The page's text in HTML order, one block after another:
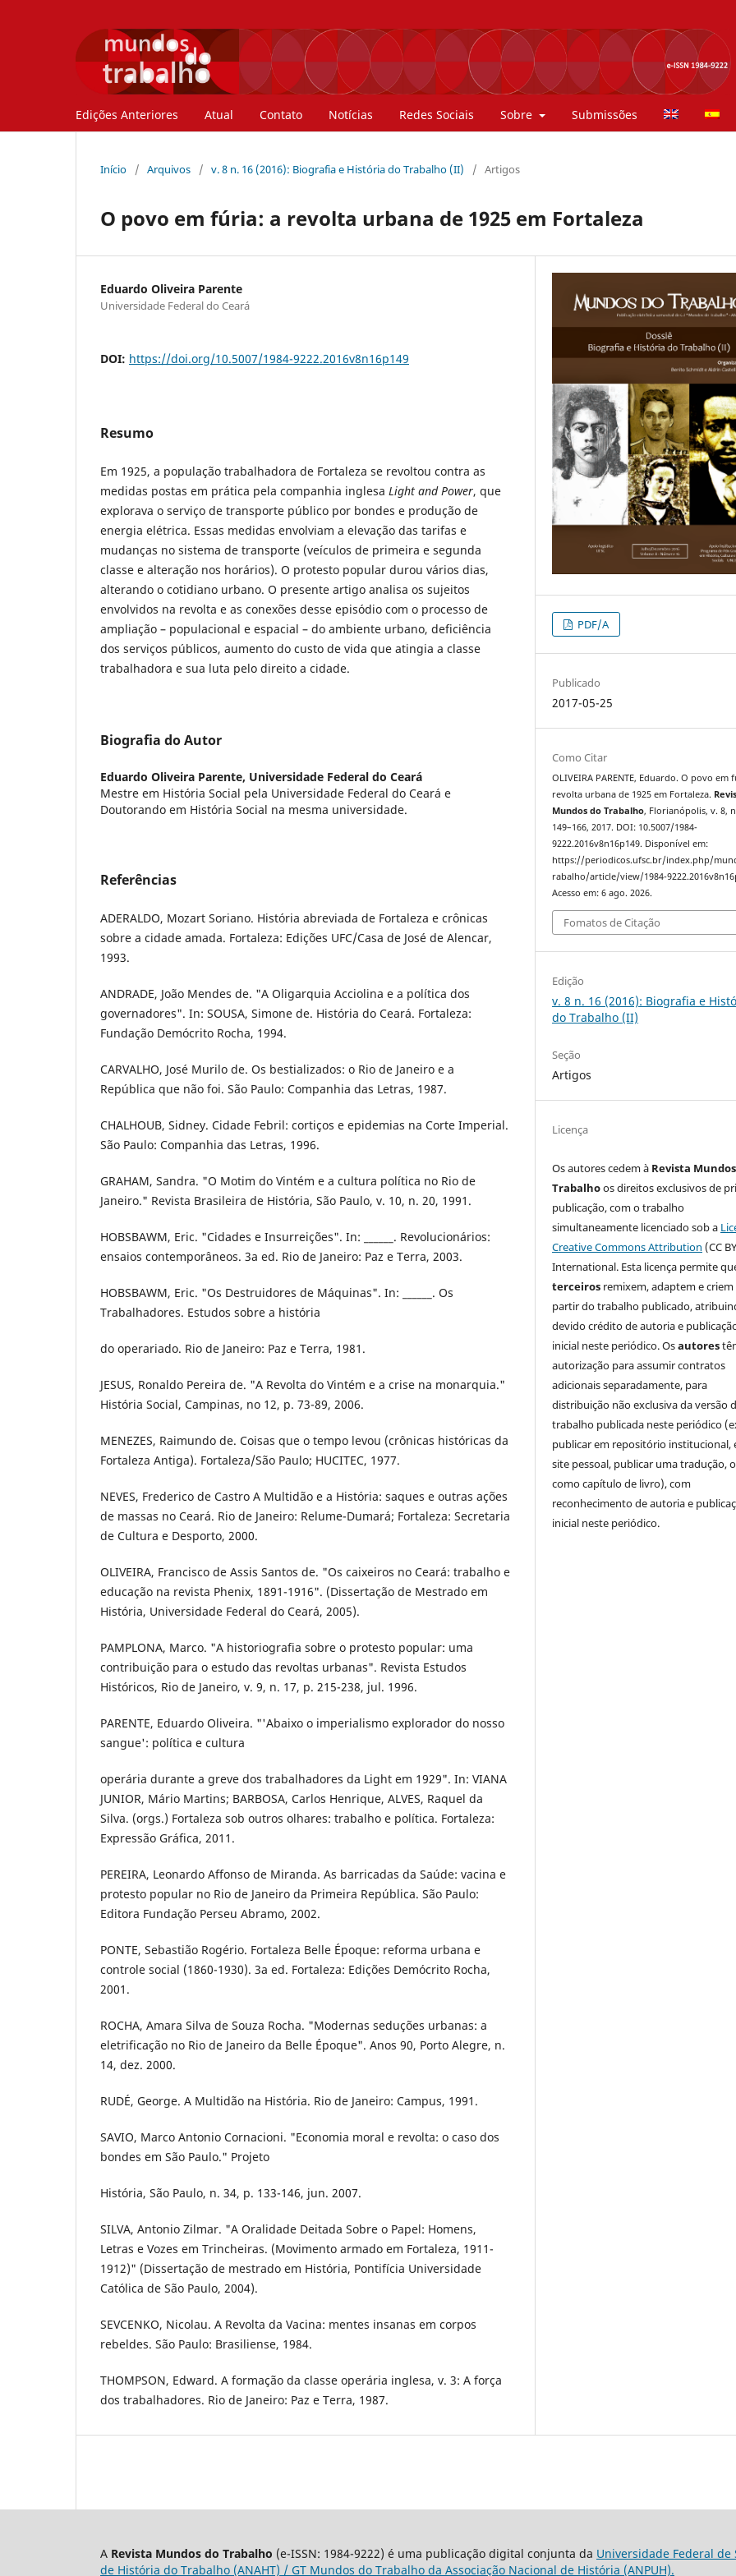
Edições Anteriores Atual Contato Notícias Redes Sociais Sobre Submissões
Início / Arquivos / v. 8 n. 16 (2016): Biografia e História do Trabalho (II) / Artigos
O povo em fúria: a revolta urbana de 1925 em Fortaleza
Eduardo Oliveira Parente
Universidade Federal do Ceará
DOI: https://doi.org/10.5007/1984-9222.2016v8n16p149
Resumo
Em 1925, a população trabalhadora de Fortaleza se revoltou contra as
medidas postas em prática pela companhia inglesa Light and Power, que
explorava o serviço de transporte público por bondes e produção de
energia elétrica. Essas medidas envolviam a elevação das tarifas e
mudanças no sistema de transporte (veículos de primeira e segunda
classe e alteração nos horários). O protesto popular durou vários dias,
alterando o cotidiano urbano. O presente artigo analisa os sujeitos
envolvidos na revolta e as conexões desse episódio com o processo de
ampliação – populacional e espacial – do ambiente urbano, deficiência
dos serviços públicos, aumento do custo de vida que atingia a classe
trabalhadora e sua luta pelo direito a cidade.
Biografia do Autor
Eduardo Oliveira Parente, Universidade Federal do Ceará
Mestre em História Social pela Universidade Federal do Ceará e
Doutorando em História Social na mesma universidade.
Referências
ADERALDO, Mozart Soriano. História abreviada de Fortaleza e crônicas
sobre a cidade amada. Fortaleza: Edições UFC/Casa de José de Alencar,
1993.
ANDRADE, João Mendes de. "A Oligarquia Acciolina e a política dos
governadores". In: SOUSA, Simone de. História do Ceará. Fortaleza:
Fundação Demócrito Rocha, 1994.
CARVALHO, José Murilo de. Os bestializados: o Rio de Janeiro e a
República que não foi. São Paulo: Companhia das Letras, 1987.
CHALHOUB, Sidney. Cidade Febril: cortiços e epidemias na Corte Imperial.
São Paulo: Companhia das Letras, 1996.
GRAHAM, Sandra. "O Motim do Vintém e a cultura política no Rio de
Janeiro." Revista Brasileira de História, São Paulo, v. 10, n. 20, 1991.
HOBSBAWM, Eric. "Cidades e Insurreições". In: ______. Revolucionários:
ensaios contemporâneos. 3a ed. Rio de Janeiro: Paz e Terra, 2003.
HOBSBAWM, Eric. "Os Destruidores de Máquinas". In: ______. Os
Trabalhadores. Estudos sobre a história
do operariado. Rio de Janeiro: Paz e Terra, 1981.
JESUS, Ronaldo Pereira de. "A Revolta do Vintém e a crise na monarquia."
História Social, Campinas, no 12, p. 73-89, 2006.
MENEZES, Raimundo de. Coisas que o tempo levou (crônicas históricas da
Fortaleza Antiga). Fortaleza/São Paulo; HUCITEC, 1977.
NEVES, Frederico de Castro A Multidão e a História: saques e outras ações
de massas no Ceará. Rio de Janeiro: Relume-Dumará; Fortaleza: Secretaria
de Cultura e Desporto, 2000.
OLIVEIRA, Francisco de Assis Santos de. "Os caixeiros no Ceará: trabalho e
educação na revista Phenix, 1891-1916". (Dissertação de Mestrado em
História, Universidade Federal do Ceará, 2005).
PAMPLONA, Marco. "A historiografia sobre o protesto popular: uma
contribuição para o estudo das revoltas urbanas". Revista Estudos
Históricos, Rio de Janeiro, v. 9, n. 17, p. 215-238, jul. 1996.
PARENTE, Eduardo Oliveira. "'Abaixo o imperialismo explorador do nosso
sangue': política e cultura
operária durante a greve dos trabalhadores da Light em 1929". In: VIANA
JUNIOR, Mário Martins; BARBOSA, Carlos Henrique, ALVES, Raquel da
Silva. (orgs.) Fortaleza sob outros olhares: trabalho e política. Fortaleza:
Expressão Gráfica, 2011.
PEREIRA, Leonardo Affonso de Miranda. As barricadas da Saúde: vacina e
protesto popular no Rio de Janeiro da Primeira República. São Paulo:
Editora Fundação Perseu Abramo, 2002.
PONTE, Sebastião Rogério. Fortaleza Belle Époque: reforma urbana e
controle social (1860-1930). 3a ed. Fortaleza: Edições Demócrito Rocha,
2001.
ROCHA, Amara Silva de Souza Rocha. "Modernas seduções urbanas: a
eletrificação no Rio de Janeiro da Belle Époque". Anos 90, Porto Alegre, n.
14, dez. 2000.
RUDÉ, George. A Multidão na História. Rio de Janeiro: Campus, 1991.
SAVIO, Marco Antonio Cornacioni. "Economia moral e revolta: o caso dos
bondes em São Paulo." Projeto
História, São Paulo, n. 34, p. 133-146, jun. 2007.
SILVA, Antonio Zilmar. "A Oralidade Deitada Sobre o Papel: Homens,
Letras e Vozes em Trincheiras. (Movimento armado em Fortaleza, 1911-
1912)" (Dissertação de mestrado em História, Pontifícia Universidade
Católica de São Paulo, 2004).
SEVCENKO, Nicolau. A Revolta da Vacina: mentes insanas em corpos
rebeldes. São Paulo: Brasiliense, 1984.
THOMPSON, Edward. A formação da classe operária inglesa, v. 3: A força
dos trabalhadores. Rio de Janeiro: Paz e Terra, 1987.
PDF/A
Publicado
2017-05-25
Como Citar
OLIVEIRA PARENTE, Eduardo. O povo em
revolta urbana de 1925 em Fortaleza.
Mundos do Trabalho, Florianópolis, v. 8,
149–166, 2017. DOI: 10.5007/1984-
9222.2016v8n16p149. Disponível em:
https://periodicos.ufsc.br/index.php/
rabalho/article/view/1984-
Acesso em: 6 ago. 2026.
Fomatos de Citação
Edição
v. 8 n. 16 (2016): Biografia e
do Trabalho (II)
Seção
Artigos
Licença
Os autores cedem à Revista
Trabalhoos direitos exclusivos de
publicação, com o trabalho
simultaneamente licenciado sob a
Creative Commons Attribution (CC
International. Esta licença permite
terceiros remixem, adaptem e criem
partir do trabalho publicado,
devido crédito de autoria e
inicial neste periódico. Osautores
autorização para assumir contratos
adicionais separadamente, para
distribuição não exclusiva da versão
trabalho publicada neste periódico
publicar em repositório institucional,
site pessoal, publicar uma tradução,
como capítulo de livro), com
reconhecimento de autoria e
inicial neste periódico.
A Revista Mundos do Trabalho (e-ISSN: 1984-9222) é uma publicação digital conjunta da Universidade Federal de
de História do Trabalho (ANAHT) / GT Mundos do Trabalho da Associação Nacional de História (ANPUH).